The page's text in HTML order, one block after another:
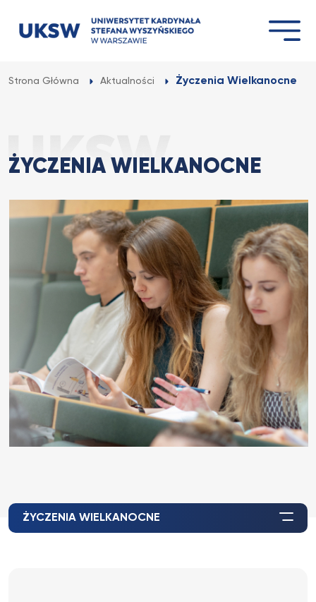
Strona Główna Aktualności Życzenia Wielkanocne
ŻYCZENIA WIELKANOCNE
ŻYCZENIA WIELKANOCNE